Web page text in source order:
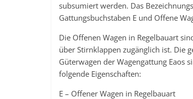
subsumiert werden. Das
Gattungsbuchstaben E und Offene
Die Offenen Wagen in Regelbauart
über Stirnklappen zugänglich ist. Die
Güterwagen der Wagengattung Eaos
folgende Eigenschaften:
E – Offener Wagen in Regelbauart